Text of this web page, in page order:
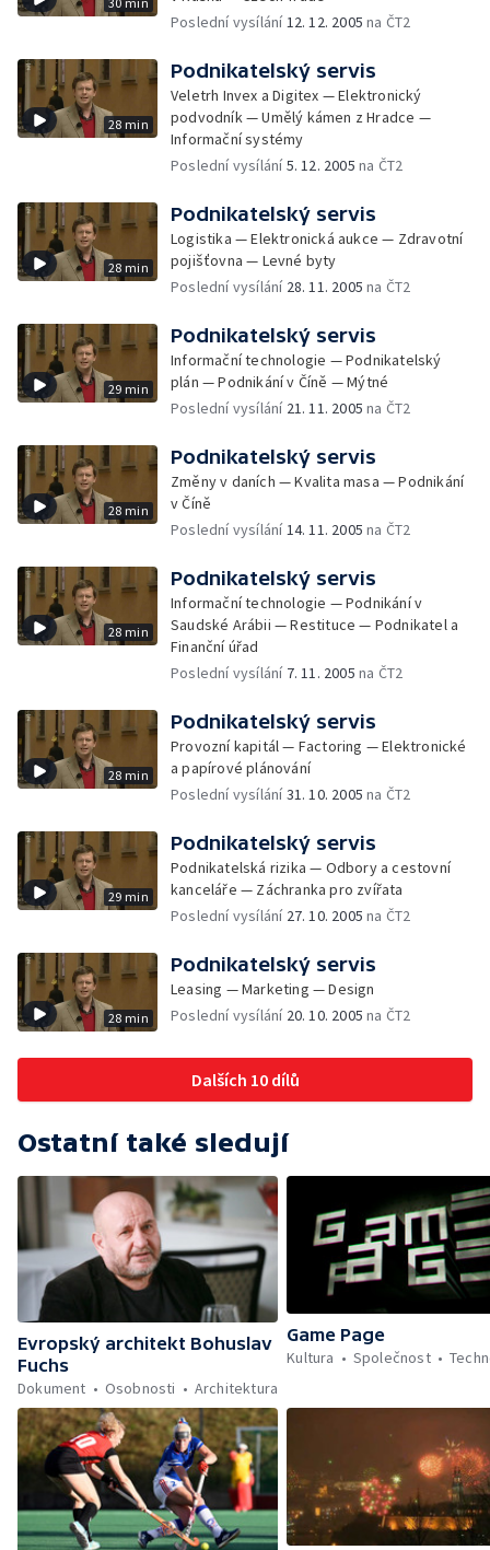
Poslední vysílání12. 12. 2005 na ČT2
28 min
Podnikatelský servis
Veletrh Invex a Digitex — Elektronický
podvodník — Umělý kámen z Hradce —
Informační systémy
Poslední vysílání5. 12. 2005 na ČT2
28 min
Podnikatelský servis
Logistika — Elektronická aukce — Zdravotní
pojišťovna — Levné byty
Poslední vysílání 28. 11. 2005 na ČT2
29 min
Podnikatelský servis
Informační technologie — Podnikatelský
plán — Podnikání v Číně — Mýtné
Poslední vysílání 21. 11. 2005 na ČT2
28 min
Podnikatelský servis
Změny v daních — Kvalita masa — Podnikání
v Číně
Poslední vysílání14. 11. 2005 na ČT2
28 min
Podnikatelský servis
Informační technologie — Podnikání v
Saudské Arábii — Restituce — Podnikatel a
Finanční úřad
Poslední vysílání 7. 11. 2005 na ČT2
28 min
Podnikatelský servis
Provozní kapitál — Factoring — Elektronické
a papírové plánování
Poslední vysílání31. 10. 2005 na ČT2
29 min
Podnikatelský servis
Podnikatelská rizika — Odbory a cestovní
kanceláře — Záchranka pro zvířata
Poslední vysílání 27. 10. 2005 na ČT2
28 min
Podnikatelský servis
Leasing — Marketing — Design
Poslední vysílání 20. 10. 2005 na ČT2
Dalších 10 dílů
Ostatní také sledují
Evropský architekt Bohuslav
Fuchs
Dokument
Osobnosti Architektura
Game Page
Kultura
Společnost